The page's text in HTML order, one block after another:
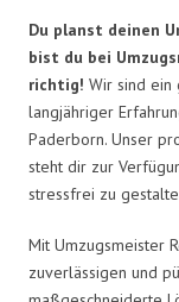
Du planst deinen
bist du bei
richtig! Wir sind ein
langjähriger
Paderborn. Unser
steht dir zur
stressfrei zu
Mit Umzugsmeister
zuverlässigen und